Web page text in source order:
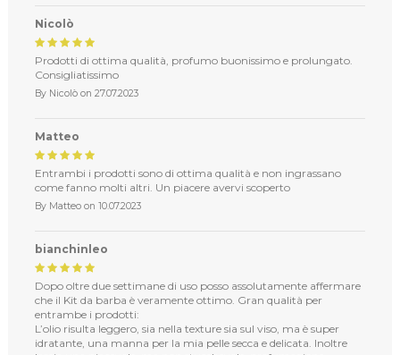
Nicolò
Prodotti di ottima qualità, profumo buonissimo e prolungato.
Consigliatissimo
By Nicolòon 27.07.2023
Matteo
Entrambi i prodotti sono di ottima qualità e non ingrassano
come fanno molti altri. Un piacere avervi scoperto
By Matteoon 10.07.2023
bianchinleo
Dopo oltre due settimane di uso posso assolutamente affermare
che il Kit da barba è veramente ottimo. Gran qualità per
entrambe i prodotti:
L’olio risulta leggero, sia nella texture sia sul viso, ma è super
idratante, una manna per la mia pelle secca e delicata. Inoltre